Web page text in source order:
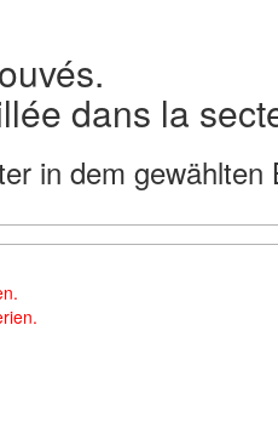
dans la
in dem